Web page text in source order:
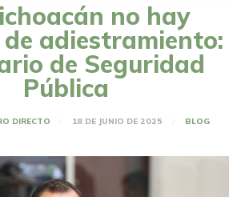
no hay
adiestramiento:
de Seguridad
Pública
DIRECTO 18 DE JUNIO DE 2025 BLOG